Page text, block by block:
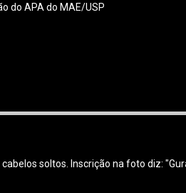
do APA do MAE/USP
soltos. Inscrição na foto diz: